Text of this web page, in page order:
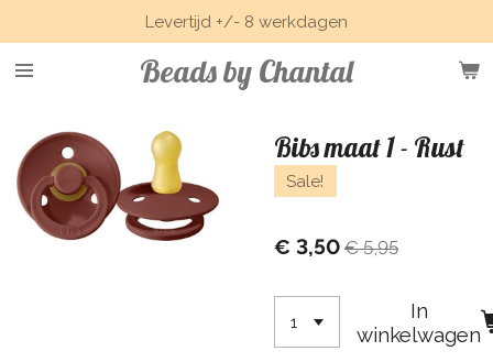
direct
naar
hoofdinhoud
Beads by Chantal
Levertijd +/- 8 werkdagen
Bibs maat 1 - Rust
Sale!
€ 3,50 € 5,95
In
winkelwagen